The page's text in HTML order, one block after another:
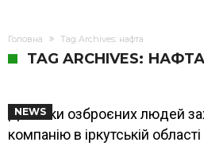
Головна Tag Archives: нафта
TAG ARCHIVES: НАФТА
NEWS
Десятки озброєних людей
компанію в іркутській